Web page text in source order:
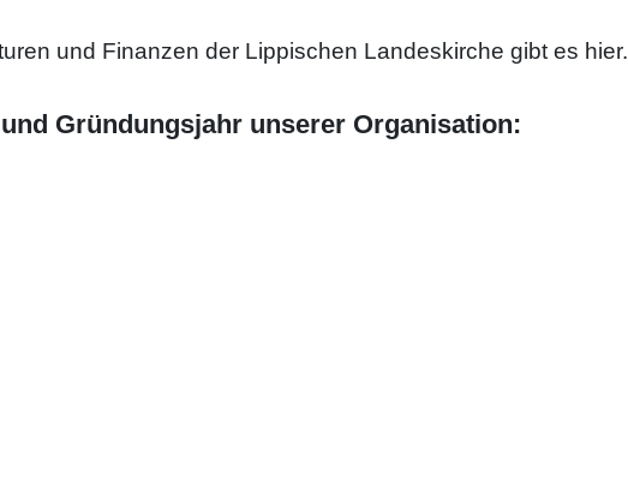
und Finanzen der Lippischen Landeskirche gibt es hier.
Gründungsjahr unserer Organisation: